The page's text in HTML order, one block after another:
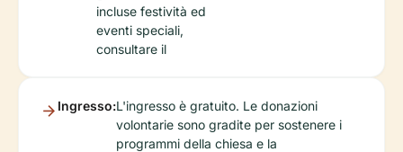
incluse festività ed
eventi speciali,
consultare il
Ingresso:L'ingresso è gratuito. Le donazioni
volontarie sono gradite per sostenere i
programmi della chiesa e la